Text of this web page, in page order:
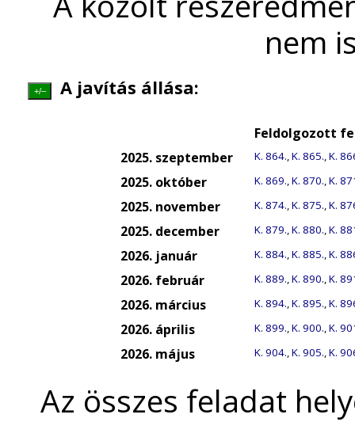
nem
+/– A javítás állása:
Feldolgozott
2025. szeptember
K. 864.,K. 865.,K.
2025. október K. 869.,K. 870.,K.
2025. november K. 874.,K. 875.,K.
2025. december K. 879.,K. 880.,K.
2026. január K. 884.,K. 885.,K.
2026. február K. 889.,K. 890.,K.
2026. március K. 894.,K. 895.,K.
2026. április K. 899.,K. 900.,K.
2026. május K. 904.,K. 905.,K.
Az összes feladat